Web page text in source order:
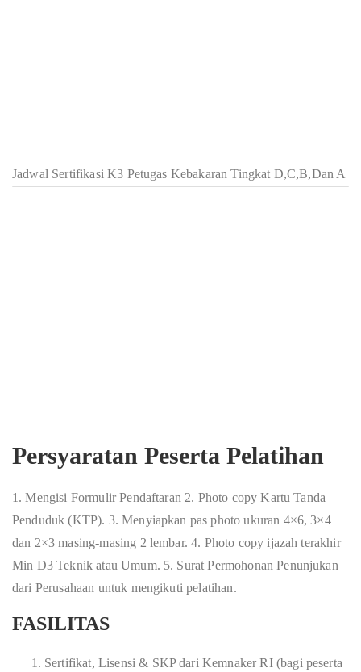
Jadwal Sertifikasi K3 Petugas Kebakaran Tingkat D,C,B,Dan A
Persyaratan Peserta Pelatihan
1. Mengisi Formulir Pendaftaran 2. Photo copy Kartu Tanda
Penduduk (KTP). 3. Menyiapkan pas photo ukuran 4×6, 3×4
dan 2×3 masing-masing 2 lembar. 4. Photo copy ijazah terakhir
Min D3 Teknik atau Umum. 5. Surat Permohonan Penunjukan
dari Perusahaan untuk mengikuti pelatihan.
FASILITAS
Sertifikat, Lisensi & SKP dari Kemnaker RI (bagi peserta